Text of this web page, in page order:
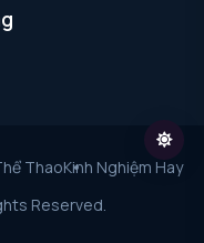
ThaoKinh Nghiệm Hay
Reserved.